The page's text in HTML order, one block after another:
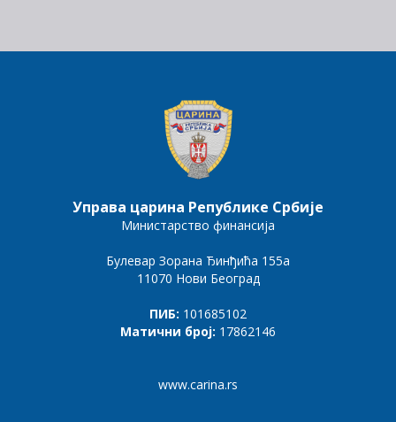
Управа царина Републике Србије
Министарство финансија
Булевар Зорана Ђинђића 155а
11070 Нови Београд
ПИБ: 101685102
Матични број: 17862146
www.carina.rs